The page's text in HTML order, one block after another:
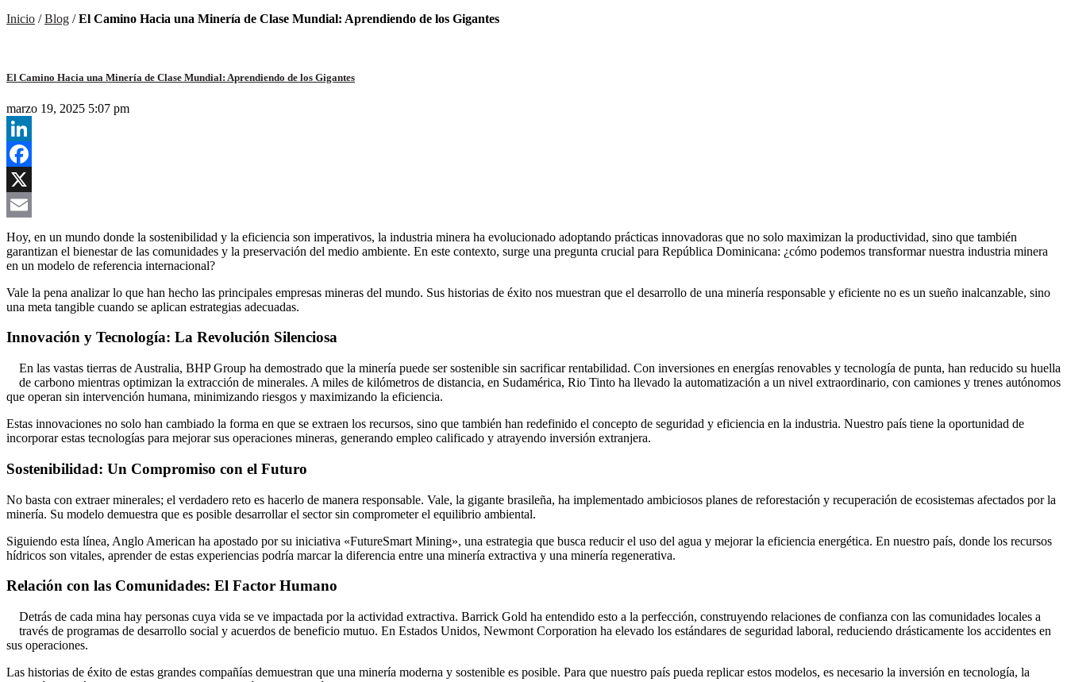
Inicio /Blog /El Camino Hacia una Minería de Clase Mundial: Aprendiendo de los Gigantes
El Camino Hacia una Minería de Clase Mundial: Aprendiendo de los Gigantes
marzo 19, 2025 5:07 pm
LinkedIn
Facebook
X
Email
Hoy, en un mundo donde la sostenibilidad y la eficiencia son imperativos, la industria minera ha evolucionado adoptando prácticas innovadoras que no solo maximizan la productividad, sino que también
garantizan el bienestar de las comunidades y la preservación del medio ambiente. En este contexto, surge una pregunta crucial para República Dominicana: ¿cómo podemos transformar nuestra industria minera
en un modelo de referencia internacional?
Vale la pena analizar lo que han hecho las principales empresas mineras del mundo. Sus historias de éxito nos muestran que el desarrollo de una minería responsable y eficiente no es un sueño inalcanzable, sino
una meta tangible cuando se aplican estrategias adecuadas.
Innovación y Tecnología: La Revolución Silenciosa
En las vastas tierras de Australia, BHP Group ha demostrado que la minería puede ser sostenible sin sacrificar rentabilidad. Con inversiones en energías renovables y tecnología de punta, han reducido su huella
de carbono mientras optimizan la extracción de minerales. A miles de kilómetros de distancia, en Sudamérica, Rio Tinto ha llevado la automatización a un nivel extraordinario, con camiones y trenes autónomos
que operan sin intervención humana, minimizando riesgos y maximizando la eficiencia.
Estas innovaciones no solo han cambiado la forma en que se extraen los recursos, sino que también han redefinido el concepto de seguridad y eficiencia en la industria. Nuestro país tiene la oportunidad de
incorporar estas tecnologías para mejorar sus operaciones mineras, generando empleo calificado y atrayendo inversión extranjera.
Sostenibilidad: Un Compromiso con el Futuro
No basta con extraer minerales; el verdadero reto es hacerlo de manera responsable. Vale, la gigante brasileña, ha implementado ambiciosos planes de reforestación y recuperación de ecosistemas afectados por la
minería. Su modelo demuestra que es posible desarrollar el sector sin comprometer el equilibrio ambiental.
Siguiendo esta línea, Anglo American ha apostado por su iniciativa «FutureSmart Mining», una estrategia que busca reducir el uso del agua y mejorar la eficiencia energética. En nuestro país, donde los recursos
hídricos son vitales, aprender de estas experiencias podría marcar la diferencia entre una minería extractiva y una minería regenerativa.
Relación con las Comunidades: El Factor Humano
Detrás de cada mina hay personas cuya vida se ve impactada por la actividad extractiva. Barrick Gold ha entendido esto a la perfección, construyendo relaciones de confianza con las comunidades locales a
través de programas de desarrollo social y acuerdos de beneficio mutuo. En Estados Unidos, Newmont Corporation ha elevado los estándares de seguridad laboral, reduciendo drásticamente los accidentes en
sus operaciones.
Las historias de éxito de estas grandes compañías demuestran que una minería moderna y sostenible es posible. Para que nuestro país pueda replicar estos modelos, es necesario la inversión en tecnología, la